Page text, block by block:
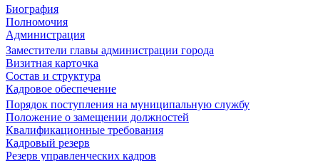
Биография
Полномочия
Администрация
Заместители главы администрации города
Визитная карточка
Состав и структура
Кадровое обеспечение
Порядок поступления на муниципальную службу
Положение о замещении должностей
Квалификационные требования
Кадровый резерв
Резерв управленческих кадров